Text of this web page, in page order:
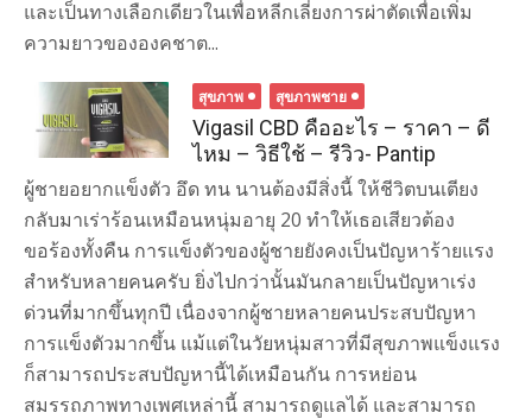
และเป็นทางเลือกเดียวในเพื่อหลีกเลี่ยงการผ่าตัดเพื่อเพิ่ม
ความยาวขององคชาต...
สุขภาพ สุขภาพชาย
Vigasil CBD คืออะไร – ราคา – ดี
ไหม – วิธีใช้ – รีวิว- Pantip
ผู้ชายอยากแข็งตัว อึด ทน นานต้องมีสิ่งนี้ ให้ชีวิตบนเตียง
กลับมาเร่าร้อนเหมือนหนุ่มอายุ 20 ทําให้เธอเสียวต้อง
ขอร้องทั้งคืน การแข็งตัวของผู้ชายยังคงเป็นปัญหาร้ายแรง
สำหรับหลายคนครับ ยิ่งไปกว่านั้นมันกลายเป็นปัญหาเร่ง
ด่วนที่มากขึ้นทุกปี เนื่องจากผู้ชายหลายคนประสบปัญหา
การแข็งตัวมากขึ้น แม้แต่ในวัยหนุ่มสาวที่มีสุขภาพแข็งแรง
ก็สามารถประสบปัญหานี้ได้เหมือนกัน การหย่อน
สมรรถภาพทางเพศเหล่านี้ สามารถดูแลได้ และสามารถ